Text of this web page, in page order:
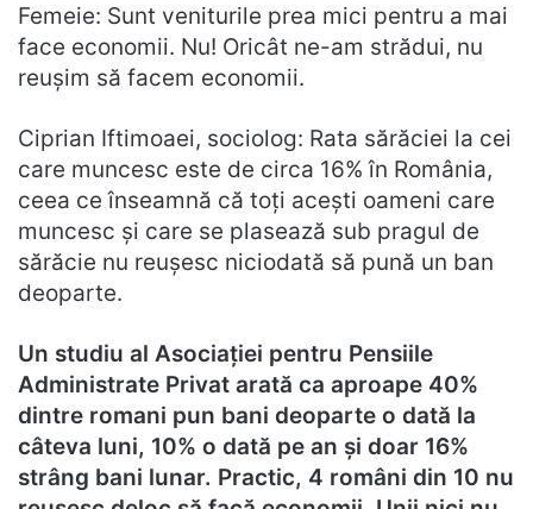
Femeie: Sunt veniturile prea mici pentru a mai
face economii. Nu! Oricât ne-am strădui, nu
reușim să facem economii.
Ciprian Iftimoaei, sociolog: Rata sărăciei la cei
care muncesc este de circa 16% în România,
ceea ce înseamnă că toți acești oameni care
muncesc și care se plasează sub pragul de
sărăcie nu reușesc niciodată să pună un ban
deoparte.
Un studiu al Asociației pentru Pensiile
Administrate Privat arată ca aproape 40%
dintre romani pun bani deoparte o dată la
câteva luni, 10% o dată pe an și doar 16%
strâng bani lunar. Practic, 4 români din 10 nu